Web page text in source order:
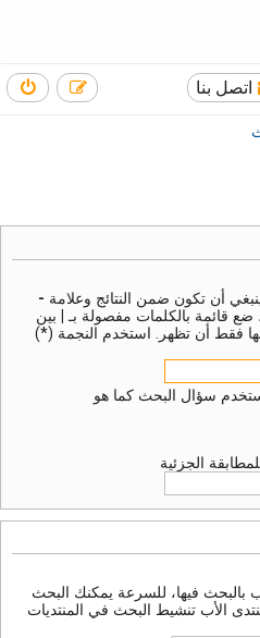
اتصل بنا
أن تكون ضمن النتائج وعلامة -
ضع قائمة بالكلمات مفصولة بـ
بين
فقط أن تظهر. استخدم النجمة (*)
سؤال البحث كما هو
الجزئية
بالبحث فيها، للسرعة يمكنك البحث
الأب تنشيط البحث في المنتديات